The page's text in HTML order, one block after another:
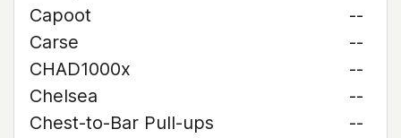
Capoot
--
Carse
--
CHAD1000x
--
Chelsea
--
Chest-to-Bar Pull-ups
--